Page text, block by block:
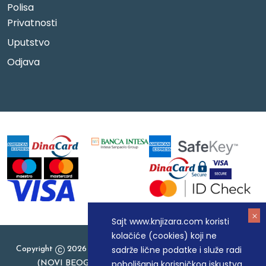
Sajt www.knjizara.com koristi
kolačiće (cookies) koji ne
sadrže lične podatke i služe radi
Polisa
Privatnosti
Uputstvo
Odjava
Copyright
2026 Knjizara.com - MAKART DOO BEOGRAD
(NOVI BEOGRAD), PIB: 105184104, MB: 20337524